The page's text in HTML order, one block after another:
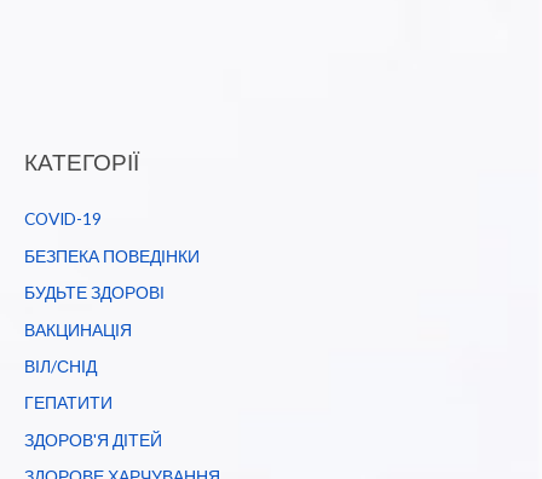
КАТЕГОРІЇ
COVID-19
БЕЗПЕКА ПОВЕДІНКИ
БУДЬТЕ ЗДОРОВІ
ВАКЦИНАЦІЯ
ВІЛ/СНІД
ГЕПАТИТИ
ЗДОРОВ'Я ДІТЕЙ